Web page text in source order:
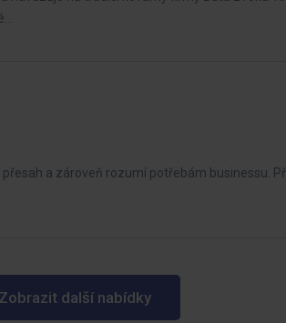
a zároveň rozumí potřebám businessu.
Zobrazit další nabídky